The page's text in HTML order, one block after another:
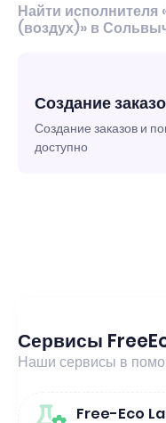
Найти
(воздух)» в
Создание
Создание заказов и
доступно
Сервисы
Наши сервисы в
Free-Eco